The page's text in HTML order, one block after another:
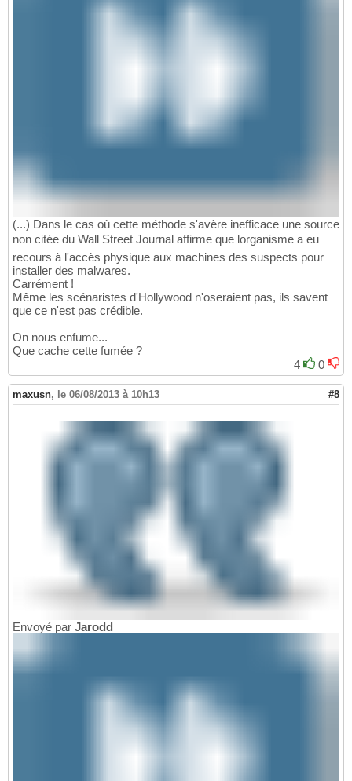
(...) Dans le cas où cette méthode s'avère inefficace une source
non citée du Wall Street Journal affirme que lorganisme a eu
recours à l'accès physique aux machines des suspects pour
installer des malwares.
Carrément !
Même les scénaristes d'Hollywood n'oseraient pas, ils savent
que ce n'est pas crédible.
On nous enfume...
Que cache cette fumée ?
4
0
maxusn, le 06/08/2013 à 10h13 #8
Envoyé par Jarodd